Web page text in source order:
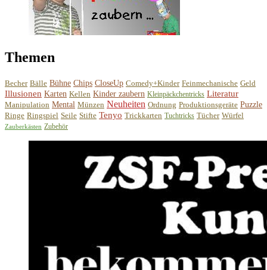
Themen
Becher Bälle Bühne Chips CloseUp Comedy+Kinder Feinmechanische Geld
Illusionen Karten Kellen Kinder zaubern Kleinpäckchentricks Literatur
Manipulation Mental Münzen Neuheiten Ordnung Produktionsgeräte Puzzle
Ringe Ringspiel Seile Stifte Tenyo Trickkarten Tuchtricks Tücher Würfel
Zauberkästen Zubehör